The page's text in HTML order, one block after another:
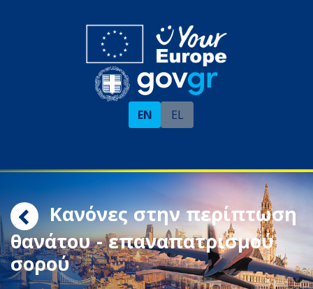
EN EL
Κανόνες στην περίπτωση
θανάτου - επαναπατρισμού
σορού